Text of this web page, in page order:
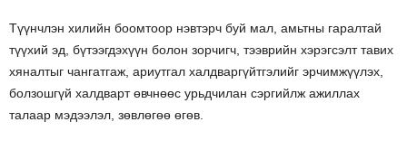
Түүнчлэн хилийн боомтоор нэвтэрч буй мал, амьтны гаралтай
түүхий эд, бүтээгдэхүүн болон зорчигч, тээврийн хэрэгсэлт тавих
хяналтыг чангатгаж, ариутгал халдваргүйтгэлийг эрчимжүүлэх,
болзошгүй халдварт өвчнөөс урьдчилан сэргийлж ажиллах
талаар мэдээлэл, зөвлөгөө өгөв.